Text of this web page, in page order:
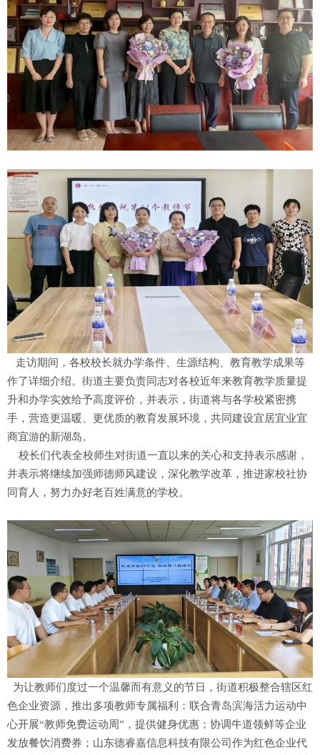
走访期间，各校校长就办学条件、生源结构、教育教学成果等
作了详细介绍。街道主要负责同志对各校近年来教育教学质量提
升和办学实效给予高度评价，并表示，街道将与各学校紧密携
手，营造更温暖、更优质的教育发展环境，共同建设宜居宜业宜
商宜游的新湖岛。
校长们代表全校师生对街道一直以来的关心和支持表示感谢，
并表示将继续加强师德师风建设，深化教学改革，推进家校社协
同育人，努力办好老百姓满意的学校。
为让教师们度过一个温馨而有意义的节日，街道积极整合辖区红
色企业资源，推出多项教师专属福利：联合青岛滨海活力运动中
心开展“教师免费运动周”，提供健身优惠；协调牛道领鲜等企业
发放餐饮消费券；山东德睿嘉信息科技有限公司作为红色企业代